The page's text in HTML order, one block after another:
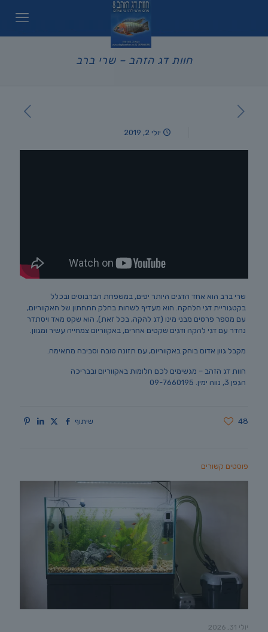
חוות דג הזהב – שרי ברב
יולי 2, 2019
שרי ברב הוא אחד הדגים היותר יפים, במשפחת הברבוסים ובכלל
בקטגוריית דגי הלהקה. הוא מעדיף לשהות בחלק התחתון של האקווריום,
עם מספר פרטים מבני מינו (דג להקה, בכל זאת), הוא שקט מאד ויסתדר
נהדר עם דגי להקה ודגים שקטים אחרים, באקווריום צמחייה עשיר ומגוון.
מקבל גוון אדום בוהק באקווריום, עם תזונה טובה וסביבה מתאימה.
חוות דג הזהב – מגשימים לכם חלומות באקווריום ובבריכה
הגפן 3, נווה ימין. 09-7660195
שיתוף 48
פוסטים קשורים
יולי 31, 2026